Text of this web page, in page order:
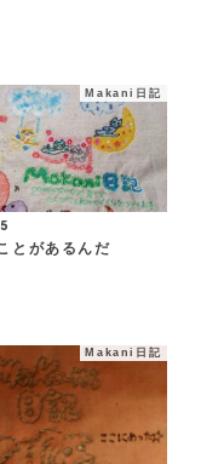
Makani日記
とがあるんだ
Makani日記